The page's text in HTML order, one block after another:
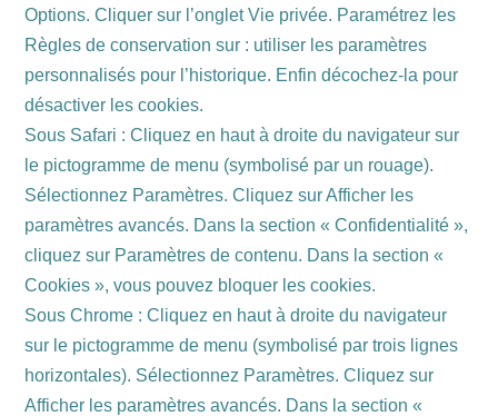
Options. Cliquer sur l’onglet Vie privée. Paramétrez les
Règles de conservation sur : utiliser les paramètres
personnalisés pour l’historique. Enfin décochez-la pour
désactiver les cookies.
Sous Safari : Cliquez en haut à droite du navigateur sur
le pictogramme de menu (symbolisé par un rouage).
Sélectionnez Paramètres. Cliquez sur Afficher les
paramètres avancés. Dans la section « Confidentialité »,
cliquez sur Paramètres de contenu. Dans la section «
Cookies », vous pouvez bloquer les cookies.
Sous Chrome : Cliquez en haut à droite du navigateur
sur le pictogramme de menu (symbolisé par trois lignes
horizontales). Sélectionnez Paramètres. Cliquez sur
Afficher les paramètres avancés. Dans la section «